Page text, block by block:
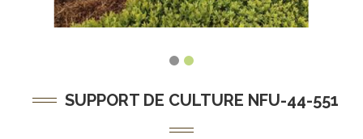
SUPPORT DE CULTURE NFU-44-551